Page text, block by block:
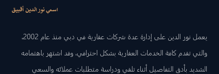
اسمي نور الدين أقبيق
يعمل نور الدين على إدارة عدة شركات عقارية في دبي منذ عام 2002،
والتي تقدم كافة الخدمات العقارية بشكل احترافي، وقد اشتهر باهتمامه
الشديد بأدق التفاصيل أثناء تلقي ودراسة متطلبات عملائه والسعي